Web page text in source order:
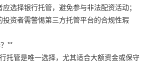
选择银行托管，避免参与非法配资活动；
资者需警惕第三方托管平台的合规性瑕
**
托管是唯一选择，尤其适合大额资金或保守